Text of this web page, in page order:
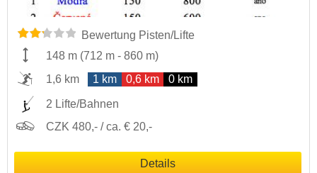
Bewertung Pisten/Lifte
148 m (712 m - 860 m)
1,6 km
1 km 0,6 km 0 km
2 Lifte/Bahnen
CZK 480,- / ca. € 20,-
Details